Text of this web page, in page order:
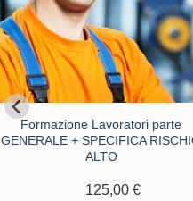
Formazione Lavoratori parte
GENERALE + SPECIFICA
ALTO
125,00 €